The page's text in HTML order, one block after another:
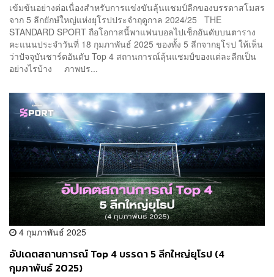
เข้มข้นอย่างต่อเนื่องสำหรับการแข่งขันลุ้นแชมป์ลีกของบรรดาสโมสร
จาก 5 ลีกยักษ์ใหญ่แห่งยุโรปประจำฤดูกาล 2024/25 THE
STANDARD SPORT ถือโอกาสนี้พาแฟนบอลไปเช็กอันดับบนตาราง
คะแนนประจำวันที่ 18 กุมภาพันธ์ 2025 ของทั้ง 5 ลีกจากยุโรป ให้เห็น
ว่าปัจจุบันชาร์ตอันดับ Top 4 สถานการณ์ลุ้นแชมป์ของแต่ละลีกเป็น
อย่างไรบ้าง ภาพปร...
4 กุมภาพันธ์ 2025
อัปเดตสถานการณ์ Top 4 บรรดา 5 ลีกใหญ่ยุโรป (4
กุมภาพันธ์ 2025)